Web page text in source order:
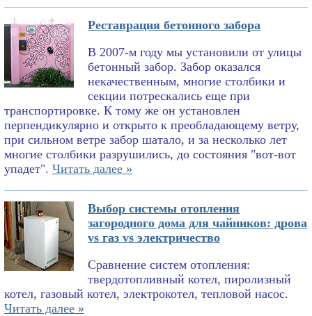
Реставрация бетонного забора
В 2007-м году мы установили от улицы
бетонный забор. Забор оказался
некачественным, многие столбики и
секции потрескались еще при
транспортировке. К тому же он установлен
перпендикулярно и открыто к преобладающему ветру,
при сильном ветре забор шатало, и за несколько лет
многие столбики разрушились, до состояния "вот-вот
упадет". Читать далее »
Выбор системы отопления
загородного дома для чайников: дрова
vs газ vs электричество
Сравнение систем отопления:
твердотопливный котел, пиролизный
котел, газовый котел, электрокотел, тепловой насос.
Читать далее »